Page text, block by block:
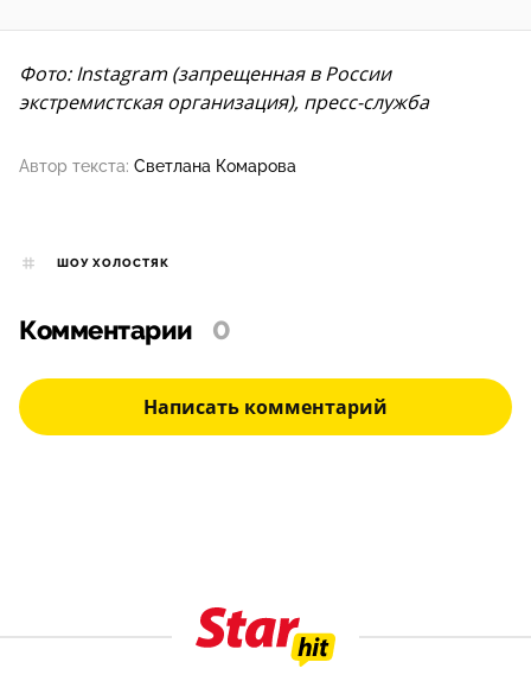
Фото: Instagram (запрещенная в России
экстремистская организация), пресс-служба
Автор текста: Светлана Комарова
ШОУ ХОЛОСТЯК
Комментарии 0
Написать комментарий